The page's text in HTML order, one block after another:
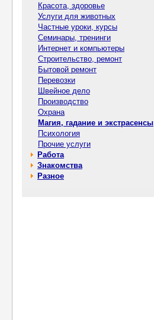
Красота, здоровье
Услуги для животных
Частные уроки, курсы
Семинары, тренинги
Интернет и компьютеры
Строительство, ремонт
Бытовой ремонт
Перевозки
Швейное дело
Производство
Охрана
Магия, гадание и экстрасенсы
Психология
Прочие услуги
Работа
Знакомства
Разное